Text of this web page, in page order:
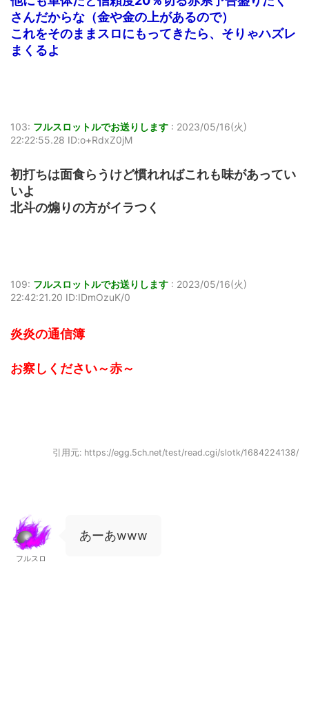
さんだからな（金や金の上があるので）
これをそのままスロにもってきたら、そりゃハズレ
まくるよ
103: フルスロットルでお送りします : 2023/05/16(火)
22:22:55.28 ID:o+RdxZ0jM
初打ちは面食らうけど慣れればこれも味があってい
いよ
北斗の煽りの方がイラつく
109: フルスロットルでお送りします : 2023/05/16(火)
22:42:21.20 ID:IDmOzuK/0
炎炎の通信簿
お察しください～赤～
引用元: https://egg.5ch.net/test/read.cgi/slotk/1684224138/
フルスロ
あーあwww